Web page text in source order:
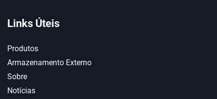
Links Úteis
Produtos
Armazenamento Externo
Sobre
Notícias